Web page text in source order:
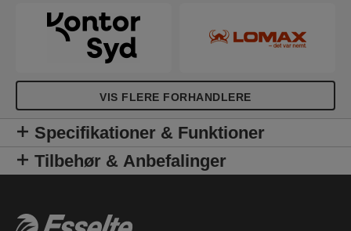
VIS FLERE FORHANDLERE
Specifikationer & Funktioner
Tilbehør & Anbefalinger